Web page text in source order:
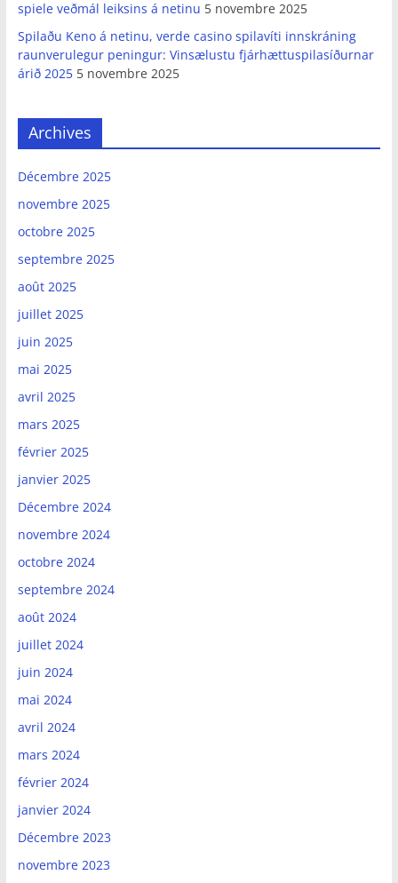
spiele veðmál leiksins á netinu 5 novembre 2025
Spilaðu Keno á netinu, verde casino spilavíti innskráning
raunverulegur peningur: Vinsælustu fjárhættuspilasíðurnar
árið 2025 5 novembre 2025
Archives
Décembre 2025
novembre 2025
octobre 2025
septembre 2025
août 2025
juillet 2025
juin 2025
mai 2025
avril 2025
mars 2025
février 2025
janvier 2025
Décembre 2024
novembre 2024
octobre 2024
septembre 2024
août 2024
juillet 2024
juin 2024
mai 2024
avril 2024
mars 2024
février 2024
janvier 2024
Décembre 2023
novembre 2023